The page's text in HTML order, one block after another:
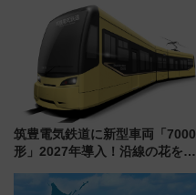
筑豊電気鉄道に新型車両「7000
形」2027年導入！沿線の花をイ
内は落ち着いたゆとりある空間